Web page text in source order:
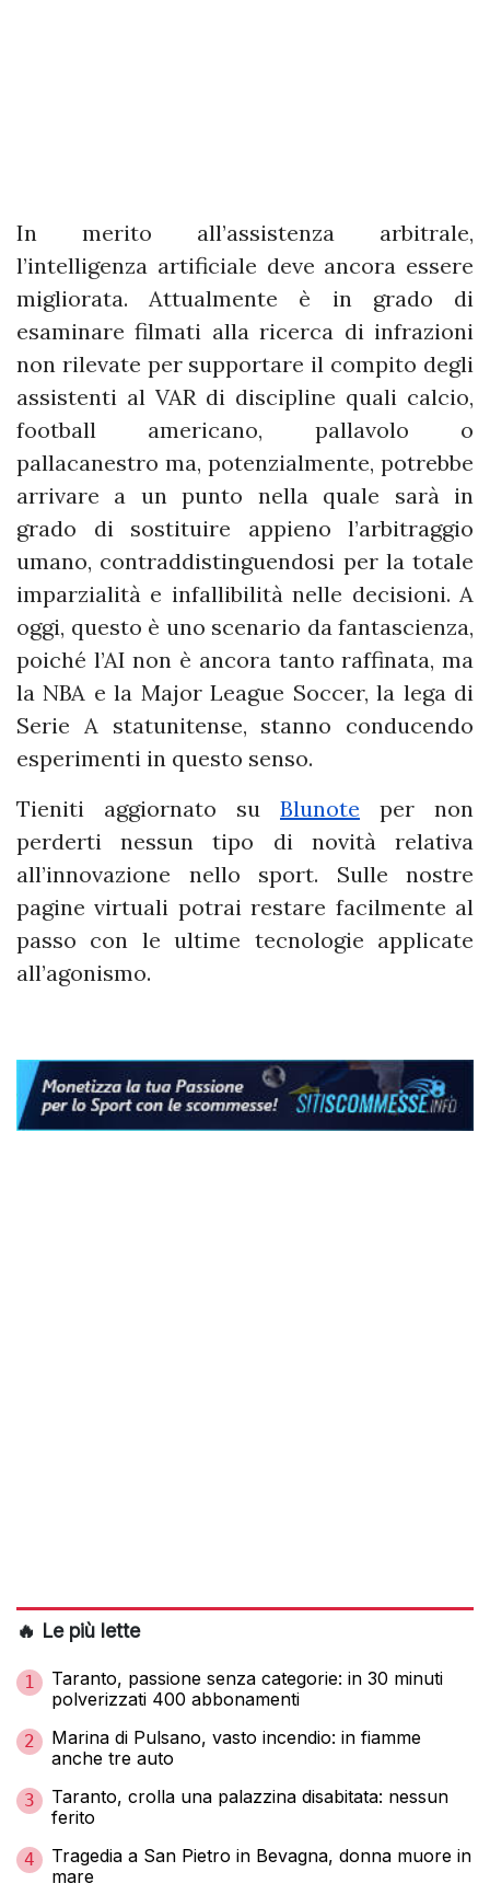
In merito all’assistenza arbitrale,
l’intelligenza artificiale deve ancora essere
migliorata. Attualmente è in grado di
esaminare filmati alla ricerca di infrazioni
non rilevate per supportare il compito degli
assistenti al VAR di discipline quali calcio,
football americano, pallavolo o
pallacanestro ma, potenzialmente, potrebbe
arrivare a un punto nella quale sarà in
grado di sostituire appieno l’arbitraggio
umano, contraddistinguendosi per la totale
imparzialità e infallibilità nelle decisioni. A
oggi, questo è uno scenario da fantascienza,
poiché l’AI non è ancora tanto raffinata, ma
la NBA e la Major League Soccer, la lega di
Serie A statunitense, stanno conducendo
esperimenti in questo senso.
Tieniti aggiornato su Blunote per non
perderti nessun tipo di novità relativa
all’innovazione nello sport. Sulle nostre
pagine virtuali potrai restare facilmente al
passo con le ultime tecnologie applicate
all’agonismo.
🔥 Le più lette
1
Taranto, passione senza categorie: in 30 minuti
polverizzati 400 abbonamenti
2
Marina di Pulsano, vasto incendio: in fiamme
anche tre auto
3
Taranto, crolla una palazzina disabitata: nessun
ferito
4
Tragedia a San Pietro in Bevagna, donna muore in
mare